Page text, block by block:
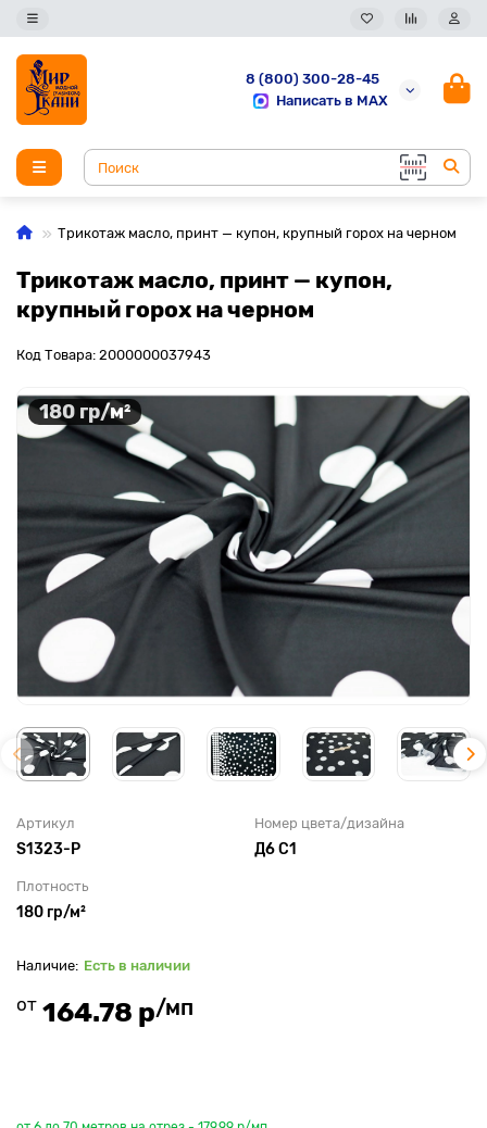
8 (800) 300-28-45
Написать в MAX
Трикотаж масло, принт — купон, крупный горох на черном
Трикотаж масло, принт — купон,
крупный горох на черном
Код Товара: 2000000037943
180 гр/м²
Артикул
S1323-P
Номер цвета/дизайна
Д6 С1
Плотность
180 гр/м²
Есть в наличии
от 164.78 р/мп